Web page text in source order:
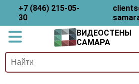
+7 (846) 215-05-
30
ВИДЕОСТЕНЫ
САМАРА